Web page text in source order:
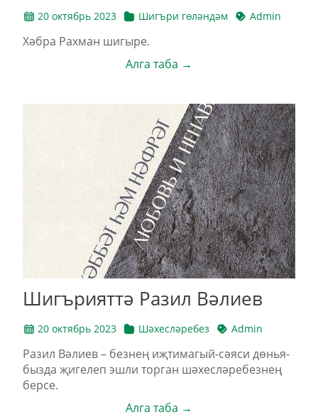
20 октябрь 2023 Шигъри гөләндәм Admin
Хәбра Рахман шигыре.
Алга таба →
Шигърияттә Разил Вәлиев
20 октябрь 2023 Шәхесләребез Admin
Ра­зил Вә­ли­ев – без­нең иҗ­ти­ма­гый-сә­я­си дөнь­я­
быз­да җи­ге­леп эш­ли тор­ган шә­хес­лә­ре­без­нең
бер­се.
Алга таба →